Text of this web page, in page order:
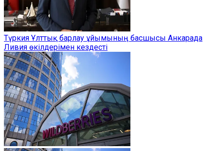
Түркия Ұлттық барлау ұйымының басшысы Анкарада
Ливия өкілдерімен кездесті